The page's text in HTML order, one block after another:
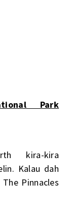
Park
kira-kira
Kalau dah
Pinnacles